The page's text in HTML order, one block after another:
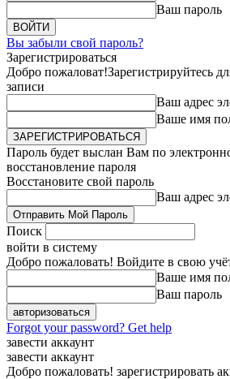
Ваш пароль
Вы забыли свой пароль?
Зарегистрироваться
Добро пожаловат!Зарегистрируйтесь
записи
Ваш адрес
Ваше имя
Пароль будет выслан Вам по
восстановление пароля
Восстановите свой пароль
Ваш адрес
Поиск
войти в систему
Добро пожаловать! Войдите в свою
Ваше имя
Ваш пароль
Forgot your password? Get help
завести аккаунт
завести аккаунт
Добро пожаловать! зарегистрировать